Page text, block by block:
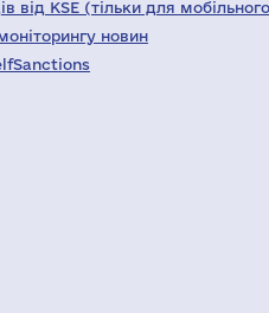
від KSE (тільки для
новин